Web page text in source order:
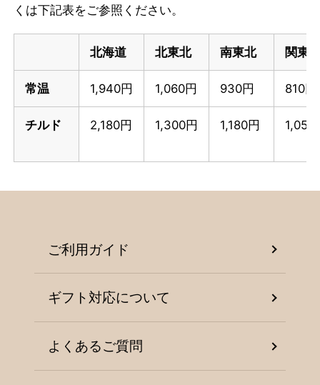
くは下記表をご参照ください。
北海道 北東北 南東北 関東
常温 1,940円 1,060円 930円 810円
チルド 2,180円 1,300円 1,180円 1,050
ご利用ガイド
ギフト対応について
よくあるご質問